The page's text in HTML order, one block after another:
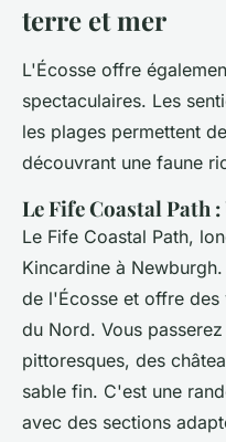
terre et mer
L'Écosse offre
spectaculaires. Les
les plages permettent
découvrant une faune
Le Fife Coastal Path
Le Fife Coastal Path,
Kincardine à
de l'Écosse et offre des
du Nord. Vous
pittoresques, des
sable fin. C'est une
avec des sections